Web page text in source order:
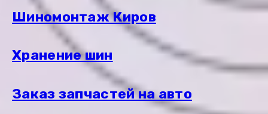
Шиномонтаж Киров
Хранение шин
Заказ запчастей на авто